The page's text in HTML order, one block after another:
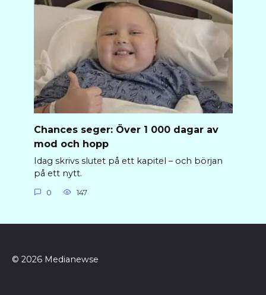
Chances seger: Över 1 000 dagar av
mod och hopp
Idag skrivs slutet på ett kapitel – och början
på ett nytt.
0 147
© 2026 Medianewse